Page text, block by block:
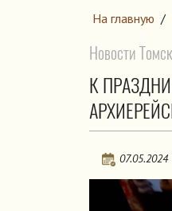
На главную /
Новости
К
07.05.2024